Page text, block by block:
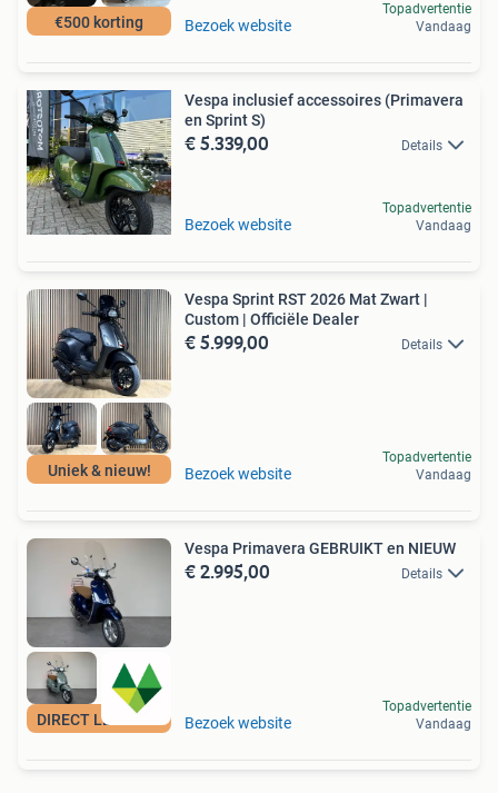
€500 korting Bezoek website
Topadvertentie
Vandaag
Vespa inclusief accessoires (Primavera
en Sprint S)
€ 5.339,00 Details
Bezoek website
Topadvertentie
Vandaag
Uniek & nieuw!
Vespa Sprint RST 2026 Mat Zwart |
Custom | Officiële Dealer
€ 5.999,00 Details
Bezoek website
Topadvertentie
Vandaag
Vespa Primavera GEBRUIKT en NIEUW
€ 2.995,00 Details
Bezoek website
Topadvertentie
Vandaag